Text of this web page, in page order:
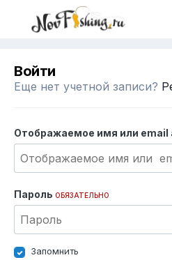
Войти
Еще нет учетной записи?
Отображаемое имя или email
Пароль ОБЯЗАТЕЛЬНО
Запомнить